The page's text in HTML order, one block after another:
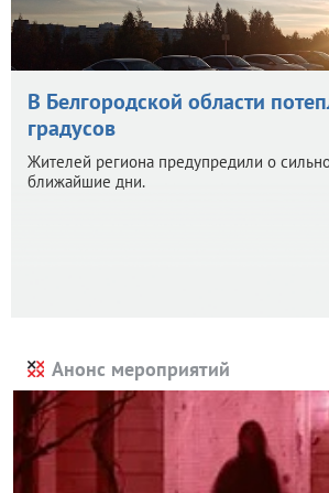
В Белгородской области
градусов
Жителей региона предупредили о
ближайшие дни.
Анонс мероприятий